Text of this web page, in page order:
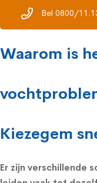
Bel 0800/
Waarom is
Kiezegem
Er zijn verschillende